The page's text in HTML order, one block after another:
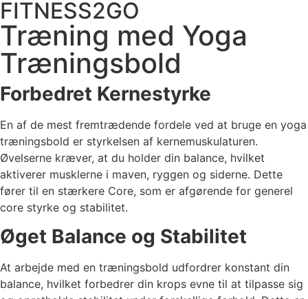
Videre
til
indhold
FITNESS2GO
Træning med Yoga
Træningsbold
Forbedret Kernestyrke
En af de mest fremtrædende fordele ved at bruge en yoga
træningsbold er styrkelsen af kernemuskulaturen.
Øvelserne kræver, at du holder din balance, hvilket
aktiverer musklerne i maven, ryggen og siderne. Dette
fører til en stærkere Core, som er afgørende for generel
core styrke og stabilitet.
Øget Balance og Stabilitet
At arbejde med en træningsbold udfordrer konstant din
balance, hvilket forbedrer din krops evne til at tilpasse sig